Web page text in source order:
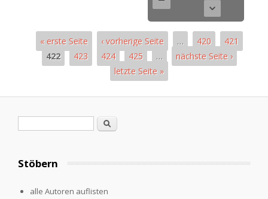
« erste Seite ‹ vorherige Seite … 420
421
422
423 424 425 …
nächste Seite ›
letzte Seite »
Suche
Stöbern
alle Autoren auflisten